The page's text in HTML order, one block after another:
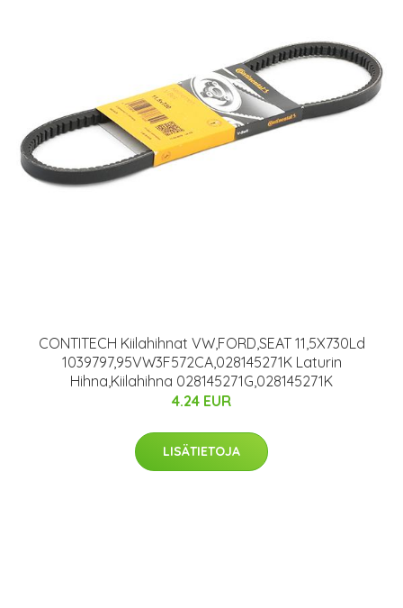
CONTITECH Kiilahihnat VW,FORD,SEAT 11,5X730Ld
1039797,95VW3F572CA,028145271K Laturin
Hihna,Kiilahihna 028145271G,028145271K
4.24 EUR
LISÄTIETOJA